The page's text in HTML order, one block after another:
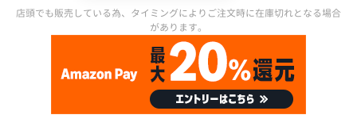
店頭でも販売している為、タイミングによりご注文時に在庫切れとなる場合
があります。